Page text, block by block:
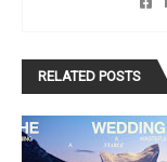
RELATED POSTS